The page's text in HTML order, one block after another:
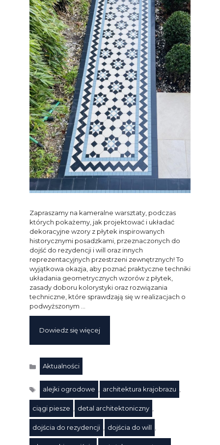
Zapraszamy na kameralne warsztaty, podczas
których pokażemy, jak projektować i układać
dekoracyjne wzory z płytek inspirowanych
historycznymi posadzkami, przeznaczonych do
dojść do rezydencji i will oraz innych
reprezentacyjnych przestrzeni zewnętrznych! To
wyjątkowa okazja, aby poznać praktyczne techniki
układania geometrycznych wzorów z płytek,
zasady doboru kolorystyki oraz rozwiązania
techniczne, które sprawdzają się w realizacjach o
podwyższonym …
Dowiedz się więcej
Kategorie
Aktualności
alejki ogrodowe architektura krajobrazu
ciągi piesze detal architektoniczny
dojścia do rezydencji dojścia do will